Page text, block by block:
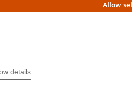
Allow
details